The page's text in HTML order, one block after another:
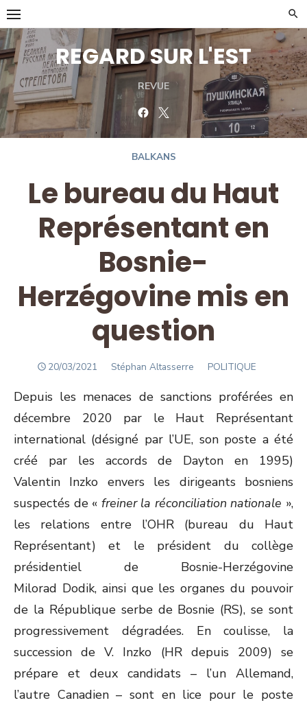
Skip
to
content
REGARD SUR L'EST
REVUE
FacebookTwitter
BALKANS
Le bureau du Haut
Représentant en
Bosnie-
Herzégovine mis en
question
POSTED
20/03/2021 Author
Stéphan Altasserre POLITIQUE
Depuis les menaces de sanctions proférées en
décembre 2020 par le Haut Représentant
international (désigné par l’UE, son poste a été
créé par les accords de Dayton en 1995)
Valentin Inzko envers les dirigeants bosniens
suspectés de « freiner la réconciliation nationale »,
les relations entre l’OHR (bureau du Haut
Représentant) et le président du collège
présidentiel de Bosnie-Herzégovine
Milorad Dodik, ainsi que les organes du pouvoir
de la République serbe de Bosnie (RS), se sont
progressivement dégradées. En coulisse, la
succession de V. Inzko (HR depuis 2009) se
prépare et deux candidats – l’un Allemand,
l’autre Canadien – sont en lice pour le poste